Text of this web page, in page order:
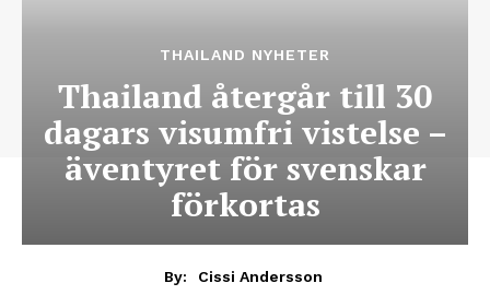
THAILAND NYHETER
Thailand återgår till 30
dagars visumfri vistelse –
äventyret för svenskar
förkortas
By:
Cissi Andersson